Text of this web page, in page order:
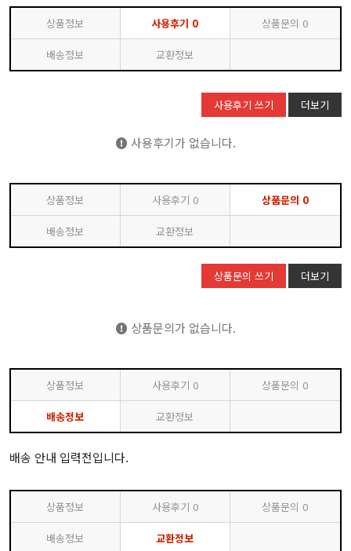
상품정보 사용후기 0 상품문의 0
배송정보 교환정보
사용후기 쓰기 더보기
사용후기가 없습니다.
상품정보 사용후기 0 상품문의 0
배송정보 교환정보
상품문의 쓰기 더보기
상품문의가 없습니다.
상품정보 사용후기 0 상품문의 0
배송정보 교환정보
배송 안내 입력전입니다.
상품정보 사용후기 0 상품문의 0
배송정보 교환정보